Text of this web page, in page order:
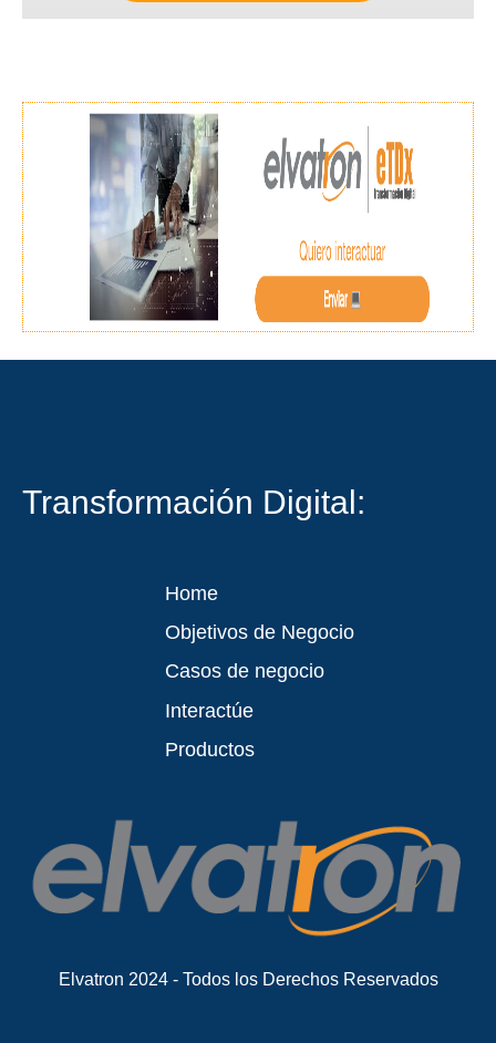
Transformación Digital:
Home
Objetivos de Negocio
Casos de negocio
Interactúe
Productos
Elvatron 2024 - Todos los Derechos Reservados